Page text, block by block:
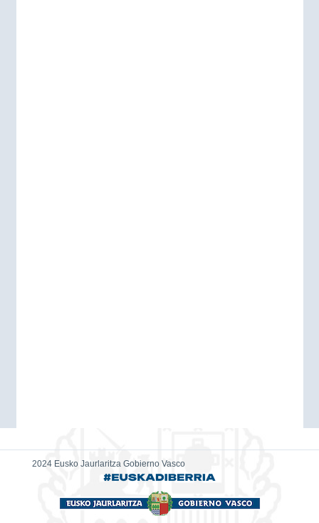
2024 Eusko Jaurlaritza Gobierno Vasco